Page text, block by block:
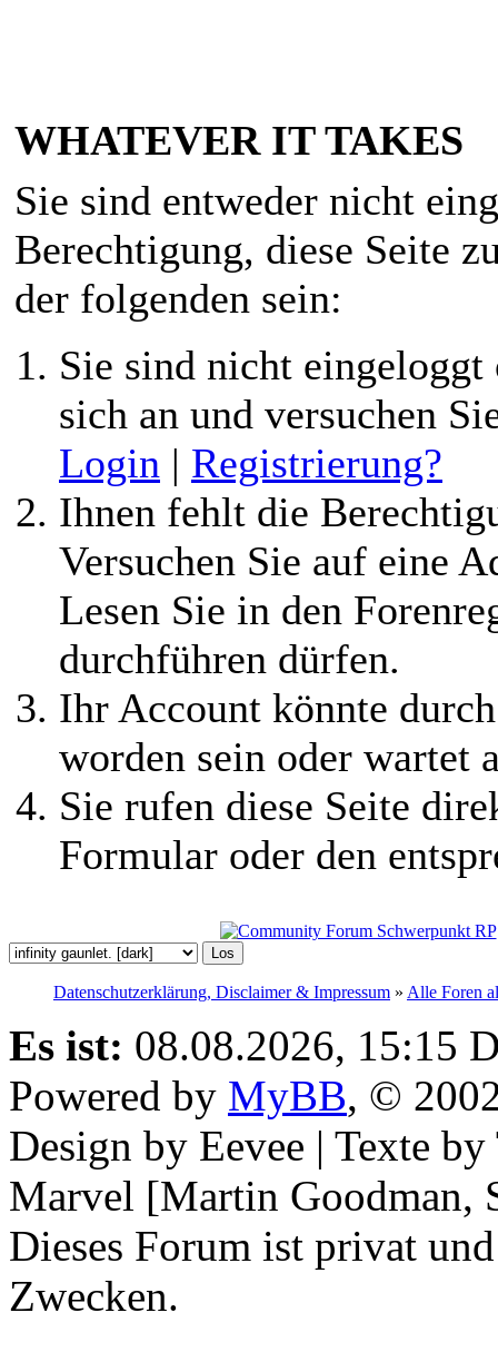
WHATEVER IT TAKES
Sie sind entweder nicht
Berechtigung, diese Seite
der folgenden sein:
Sie sind nicht
sich an und versuchen
Login | Registrierung?
Ihnen fehlt die
Versuchen Sie auf eine
Lesen Sie in den
durchführen dürfen.
Ihr Account könnte
worden sein oder wartet
Sie rufen diese Seite
Formular oder den
Datenschutzerklärung, Disclaimer & Impressum » Alle Foren
Es ist: 08.08.2026, 15:15
Powered by MyBB, ©
Design by Eevee | Texte
Marvel [Martin Goodman,
Dieses Forum ist privat
Zwecken.